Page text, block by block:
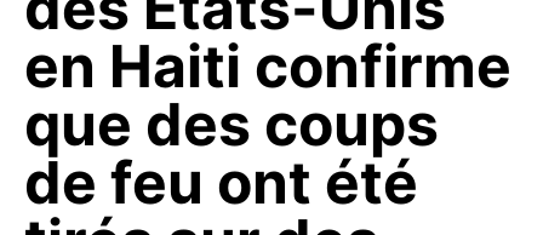
en Haiti confirme
que des coups
de feu ont été